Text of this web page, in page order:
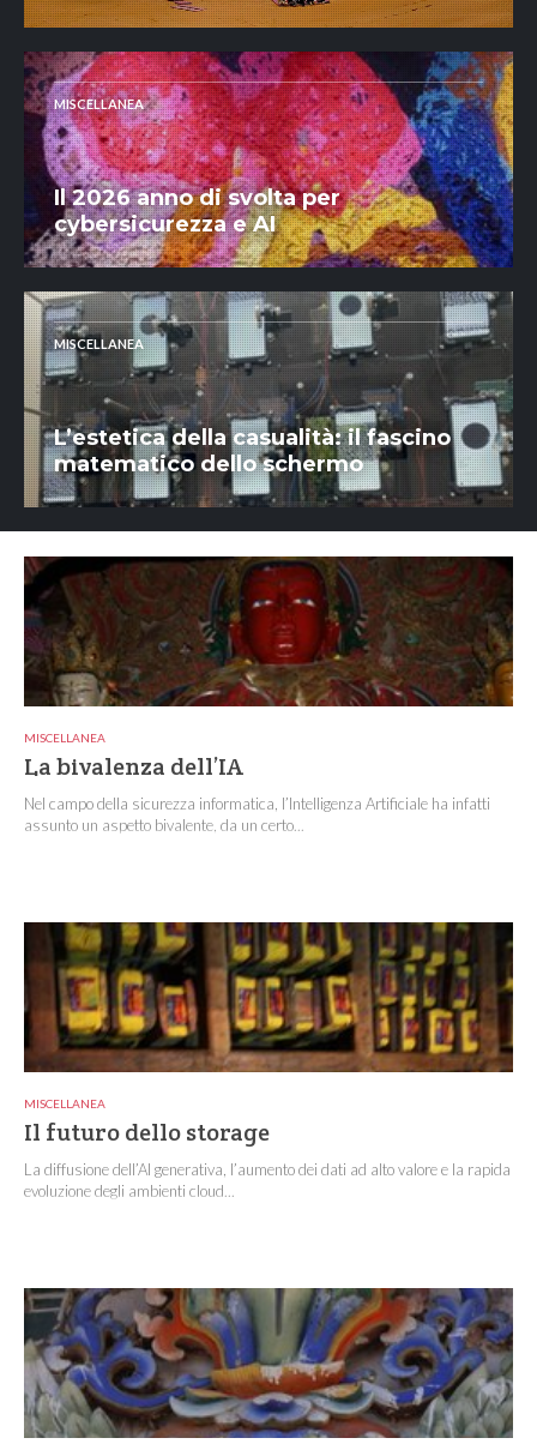
MISCELLANEA
Il 2026 anno di svolta per
cybersicurezza e AI
MISCELLANEA
L’estetica della casualità: il fascino
matematico dello schermo
MISCELLANEA
La bivalenza dell’IA
Nel campo della sicurezza informatica, l’Intelligenza Artificiale ha infatti
assunto un aspetto bivalente, da un certo...
MISCELLANEA
Il futuro dello storage
La diffusione dell’AI generativa, l’aumento dei dati ad alto valore e la rapida
evoluzione degli ambienti cloud...